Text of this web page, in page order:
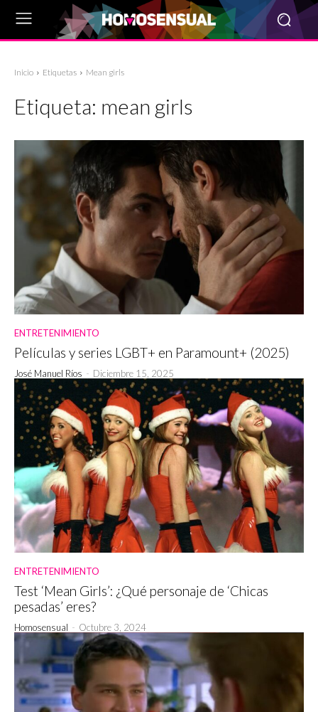
Inicio Etiquetas Mean girls
Etiqueta: mean girls
ENTRETENIMIENTO
Películas y series LGBT+ en Paramount+ (2025)
José Manuel Ríos - Diciembre 15, 2025
ENTRETENIMIENTO
Test ‘Mean Girls’: ¿Qué personaje de ‘Chicas
pesadas’ eres?
Homosensual - Octubre 3, 2024